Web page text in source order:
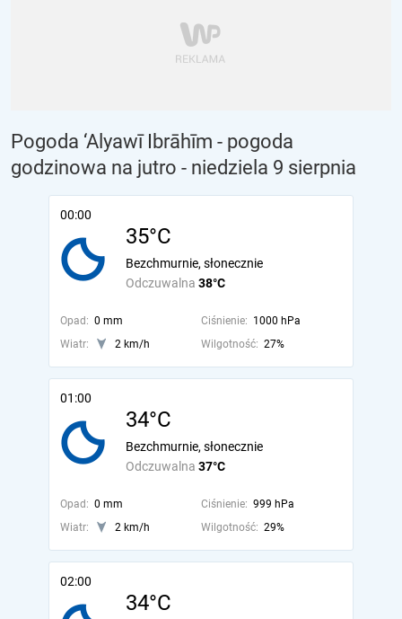
Pogoda ‘Alyawī Ibrāhīm - pogoda
godzinowa na jutro - niedziela 9 sierpnia
00:00
35°C
Odczuwalna 38°C
Bezchmurnie, słonecznie
Opad: 0 mm Ciśnienie: 1000 hPa
Wiatr:
2 km/h Wilgotność: 27%
01:00
34°C
Odczuwalna 37°C
Bezchmurnie, słonecznie
Opad: 0 mm Ciśnienie: 999 hPa
Wiatr:
2 km/h Wilgotność: 29%
02:00
34°C